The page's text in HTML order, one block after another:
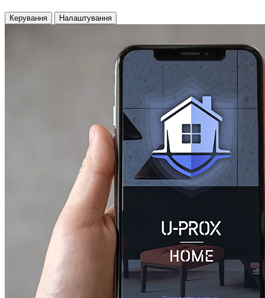
Керування Налаштування